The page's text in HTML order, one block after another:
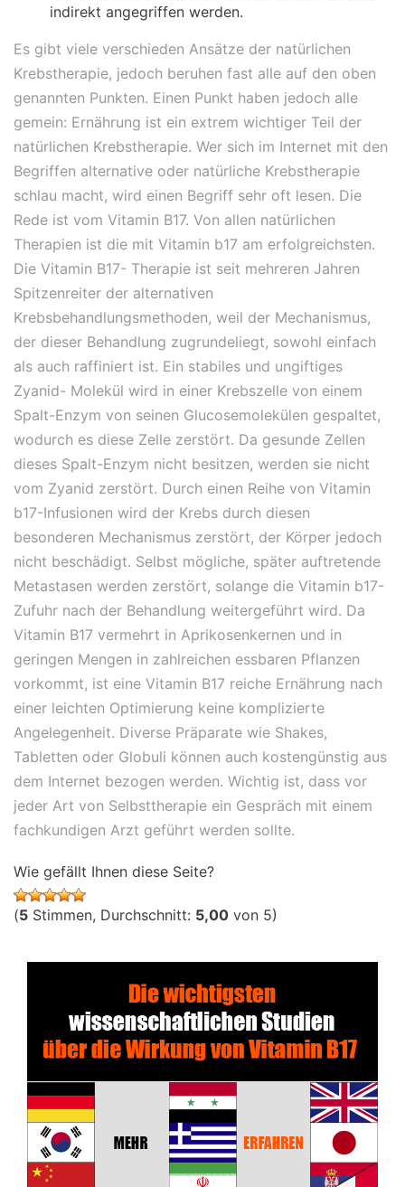
indirekt angegriffen werden.
Es gibt viele verschieden Ansätze der natürlichen
Krebstherapie, jedoch beruhen fast alle auf den oben
genannten Punkten. Einen Punkt haben jedoch alle
gemein: Ernährung ist ein extrem wichtiger Teil der
natürlichen Krebstherapie. Wer sich im Internet mit den
Begriffen alternative oder natürliche Krebstherapie
schlau macht, wird einen Begriff sehr oft lesen. Die
Rede ist vom Vitamin B17. Von allen natürlichen
Therapien ist die mit Vitamin b17 am erfolgreichsten.
Die Vitamin B17- Therapie ist seit mehreren Jahren
Spitzenreiter der alternativen
Krebsbehandlungsmethoden, weil der Mechanismus,
der dieser Behandlung zugrundeliegt, sowohl einfach
als auch raffiniert ist. Ein stabiles und ungiftiges
Zyanid- Molekül wird in einer Krebszelle von einem
Spalt-Enzym von seinen Glucosemolekülen gespaltet,
wodurch es diese Zelle zerstört. Da gesunde Zellen
dieses Spalt-Enzym nicht besitzen, werden sie nicht
vom Zyanid zerstört. Durch einen Reihe von Vitamin
b17-Infusionen wird der Krebs durch diesen
besonderen Mechanismus zerstört, der Körper jedoch
nicht beschädigt. Selbst mögliche, später auftretende
Metastasen werden zerstört, solange die Vitamin b17-
Zufuhr nach der Behandlung weitergeführt wird. Da
Vitamin B17 vermehrt in Aprikosenkernen und in
geringen Mengen in zahlreichen essbaren Pflanzen
vorkommt, ist eine Vitamin B17 reiche Ernährung nach
einer leichten Optimierung keine komplizierte
Angelegenheit. Diverse Präparate wie Shakes,
Tabletten oder Globuli können auch kostengünstig aus
dem Internet bezogen werden. Wichtig ist, dass vor
jeder Art von Selbsttherapie ein Gespräch mit einem
fachkundigen Arzt geführt werden sollte.
Wie gefällt Ihnen diese Seite?
(5 Stimmen, Durchschnitt: 5,00 von 5)